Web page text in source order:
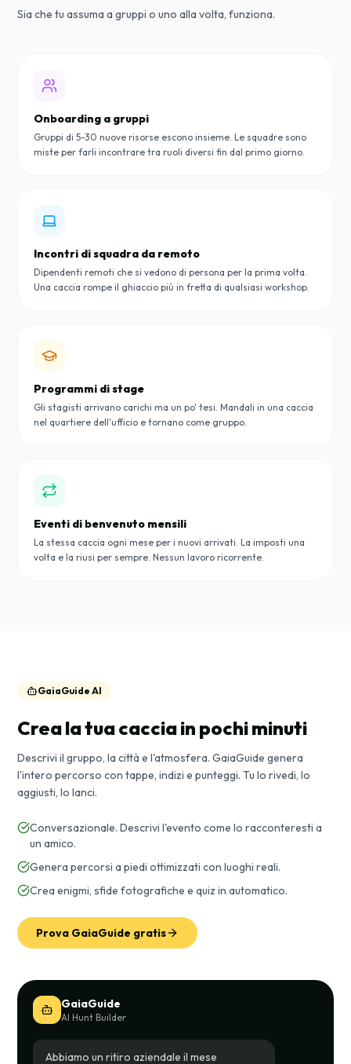
Sia che tu assuma a gruppi o uno alla volta, funziona.
Onboarding a gruppi
Gruppi di 5-30 nuove risorse escono insieme. Le squadre sono
miste per farli incontrare tra ruoli diversi fin dal primo giorno.
Incontri di squadra da remoto
Dipendenti remoti che si vedono di persona per la prima volta.
Una caccia rompe il ghiaccio più in fretta di qualsiasi workshop.
Programmi di stage
Gli stagisti arrivano carichi ma un po' tesi. Mandali in una caccia
nel quartiere dell'ufficio e tornano come gruppo.
Eventi di benvenuto mensili
La stessa caccia ogni mese per i nuovi arrivati. La imposti una
volta e la riusi per sempre. Nessun lavoro ricorrente.
GaiaGuide AI
Crea la tua caccia in pochi minuti
Descrivi il gruppo, la città e l'atmosfera. GaiaGuide genera
l'intero percorso con tappe, indizi e punteggi. Tu lo rivedi, lo
aggiusti, lo lanci.
Conversazionale. Descrivi l'evento come lo racconteresti a
un amico.
Genera percorsi a piedi ottimizzati con luoghi reali.
Crea enigmi, sfide fotografiche e quiz in automatico.
Prova GaiaGuide gratis
GaiaGuide
AI Hunt Builder
Abbiamo un ritiro aziendale il mese